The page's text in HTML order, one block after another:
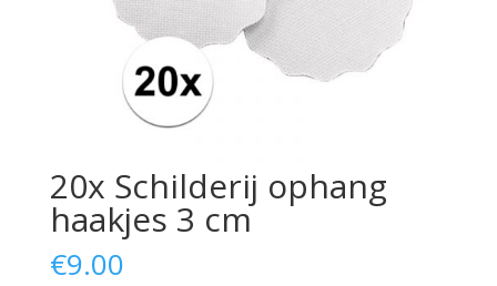
20x Schilderij ophang
haakjes 3 cm
€9.00